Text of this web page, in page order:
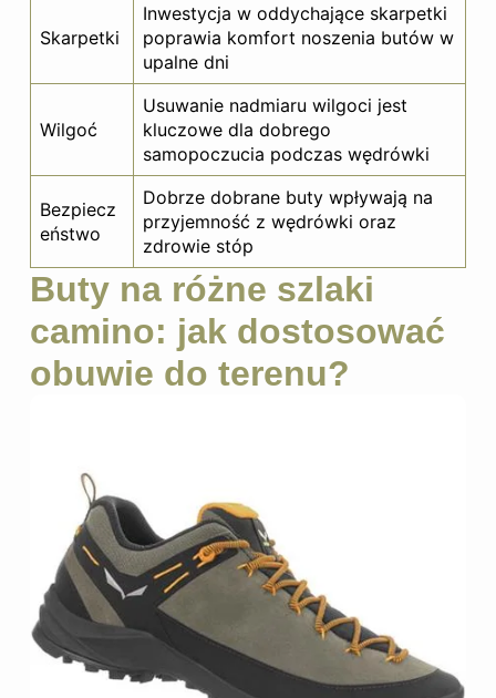
Skarpetki
Inwestycja w oddychające skarpetki
poprawia komfort noszenia butów w
upalne dni
Wilgoć
Usuwanie nadmiaru wilgoci jest
kluczowe dla dobrego
samopoczucia podczas wędrówki
Bezpiecz
eństwo
Dobrze dobrane buty wpływają na
przyjemność z wędrówki oraz
zdrowie stóp
Buty na różne szlaki
camino: jak dostosować
obuwie do terenu?